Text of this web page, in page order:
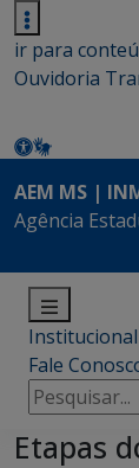
ir para
Ouvidoria
AEM MS |
Agência
Institucional
Fale
Pesquisar
por:
Etapas